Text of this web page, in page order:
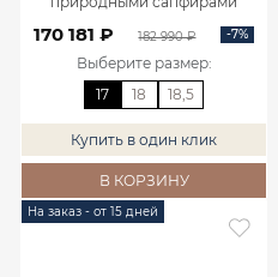
170 181 ₽ 182 990 ₽ -7%
Выберите размер:
17
18 18,5
Купить в один клик
В КОРЗИНУ
На заказ - от 15 дней